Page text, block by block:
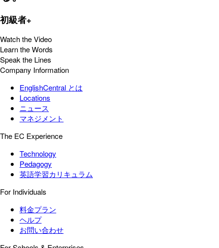
初級者+
Watch the Video
Learn the Words
Speak the Lines
Company Information
EnglishCentral とは
Locations
ニュース
マネジメント
The EC Experience
Technology
Pedagogy
英語学習カリキュラム
For Individuals
料金プラン
ヘルプ
お問い合わせ